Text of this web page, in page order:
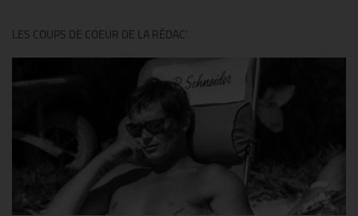
LES COUPS DE COEUR DE LA RÉDAC’